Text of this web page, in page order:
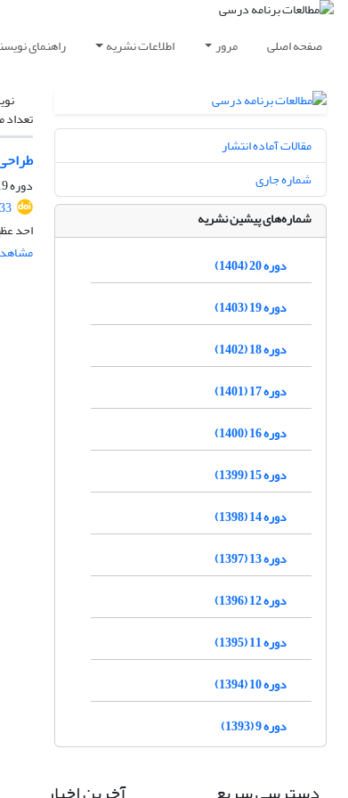
صفحه اصلی مرور اطلاعات نشریه راهنمای
تعداد
دوره 19، شماره 74، پاییز 1403، صفحه
احد
مقالات آماده انتشار
شماره جاری
شماره‌های پیشین نشریه
دوره 20 (1404)
دوره 19 (1403)
دوره 18 (1402)
دوره 17 (1401)
دوره 16 (1400)
دوره 15 (1399)
دوره 14 (1398)
دوره 13 (1397)
دوره 12 (1396)
دوره 11 (1395)
دوره 10 (1394)
دوره 9 (1393)